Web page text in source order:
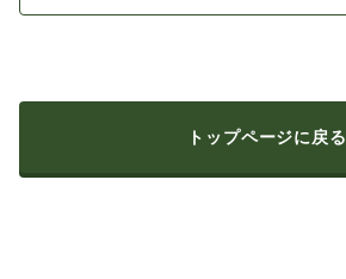
くじストオンライン
トップページに戻る